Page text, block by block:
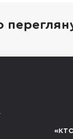
зростання бюджету:
“на кожен день” до